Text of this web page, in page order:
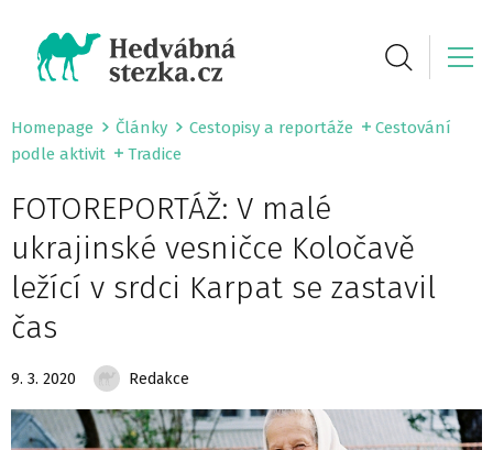
Homepage Články Cestopisy a reportáže
Cestování
podle aktivit
Tradice
FOTOREPORTÁŽ: V malé
ukrajinské vesničce Koločavě
ležící v srdci Karpat se zastavil
čas
9. 3. 2020 Redakce